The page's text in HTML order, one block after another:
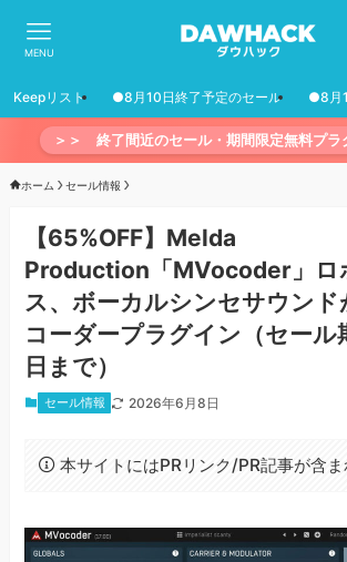
MENU
Keepリスト ●8月10日終了予定のセール ●8月
＞＞ 終了間近のセール・期間限定無料プ
ホーム セール情報
【65%OFF】Melda
Production「MVocoder」ロ
ス、ボーカルシンセサウンド
コーダープラグイン（セール
日まで）
セール情報 2026年6月8日
本サイトにはPRリンク/PR記事が含